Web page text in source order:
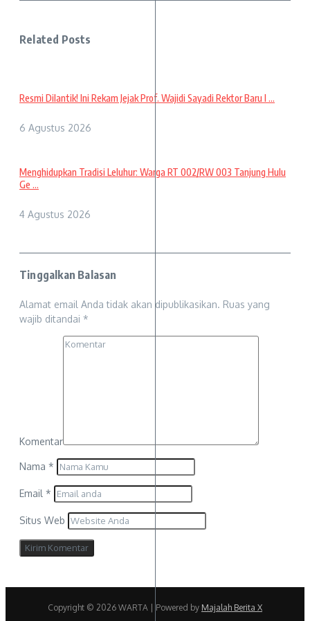
Related Posts
Resmi Dilantik! Ini Rekam Jejak Prof. Wajidi Sayadi Rektor Baru I ...
6 Agustus 2026
Menghidupkan Tradisi Leluhur: Warga RT 002/RW 003 Tanjung Hulu
Ge ...
4 Agustus 2026
Tinggalkan Balasan
Alamat email Anda tidak akan dipublikasikan. Ruas yang
wajib ditandai *
Komentar
Nama *
Email *
Situs Web
Copyright © 2026 WARTA | Powered by Majalah Berita X